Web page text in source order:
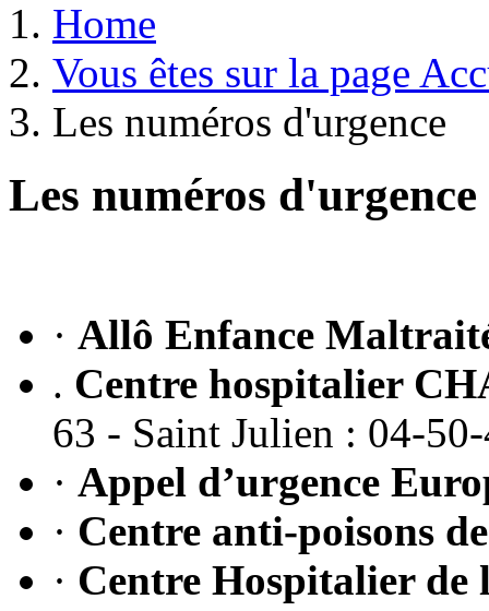
Home
Vous êtes sur la page
Les numéros d'urgence
Les numéros d'urgence
· Allô Enfance
. Centre hospitalier
63 - Saint Julien : 04-
· Appel d’urgence
· Centre anti-poisons
· Centre Hospitalier de